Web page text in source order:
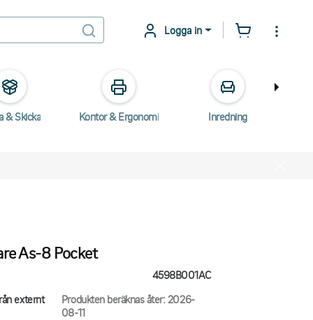
Logga in
& Skicka Kontor & Ergonomi Inredning
As-8 Pocket
4598B001AC
externt
Produkten beräknas åter: 2026-
08-11